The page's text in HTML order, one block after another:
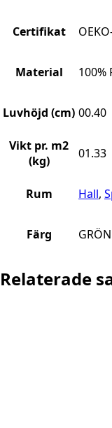
Certifikat
Material 100%
Luvhöjd (cm) 00.40
Vikt pr. m2
(kg)
01.33
Rum Hall,
Färg GRÖN
Relaterade